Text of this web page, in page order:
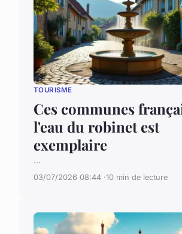
TOURISME
Ces communes
l'eau du robinet est
exemplaire
...
03/07/2026 08:44 10 min de lecture